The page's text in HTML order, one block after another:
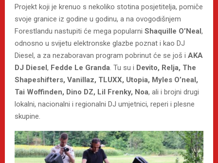
Projekt koji je krenuo s nekoliko stotina posjetitelja, pomiče
svoje granice iz godine u godinu, a na ovogodišnjem
Forestlandu nastupiti će mega popularni Shaquille O’Neal,
odnosno u svijetu elektronske glazbe poznat i kao DJ
Diesel, a za nezaboravan program pobrinut će se još i AKA
DJ Diesel, Fedde Le Granda. Tu su i Devito, Relja, The
Shapeshifters, Vanillaz, TLUXX, Utopia, Myles O’neal,
Tai Woffinden, Dino DZ, Lil Frenky, Noa, ali i brojni drugi
lokalni, nacionalni i regionalni DJ umjetnici, reperi i plesne
skupine.